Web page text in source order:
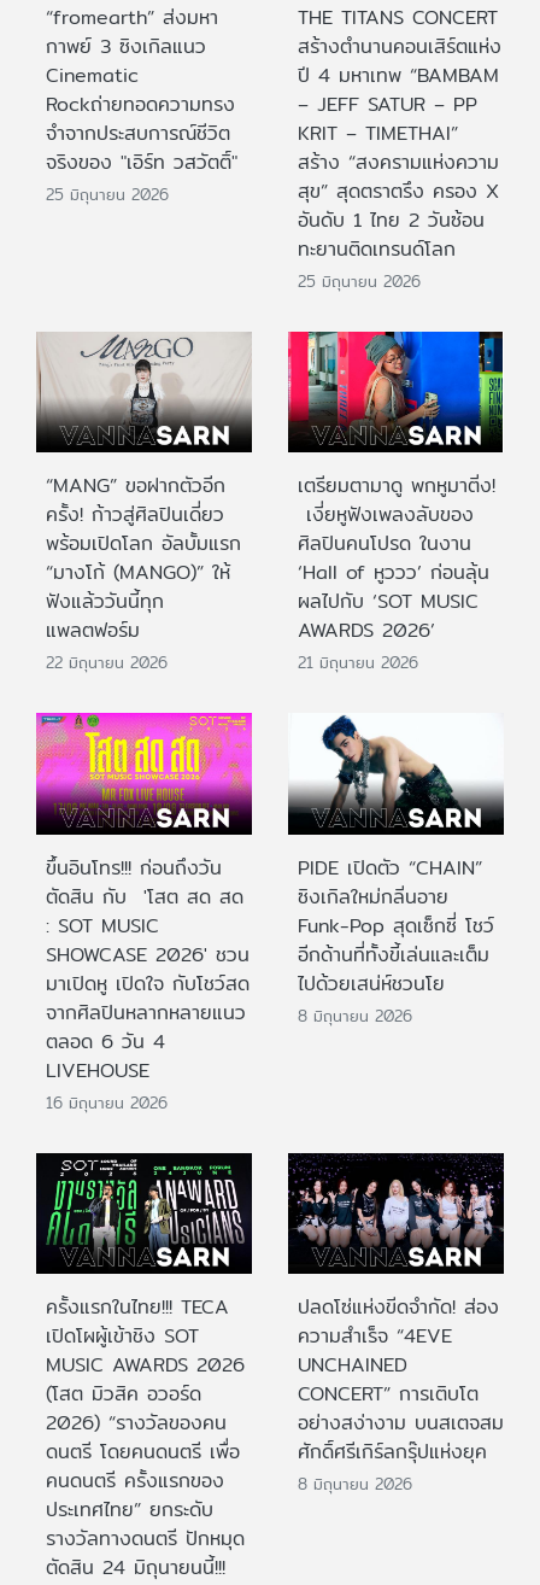
“fromearth” ส่งมหา
กาพย์ 3 ซิงเกิลแนว
Cinematic
Rockถ่ายทอดความทรง
จำจากประสบการณ์ชีวิต
จริงของ "เอิร์ท วสวัตติ์"
25 มิถุนายน 2026
THE TITANS CONCERT
สร้างตำนานคอนเสิร์ตแห่ง
ปี 4 มหาเทพ “BAMBAM
– JEFF SATUR – PP
KRIT – TIMETHAI”
สร้าง “สงครามแห่งความ
สุข” สุดตราตรึง ครอง X
อันดับ 1 ไทย 2 วันซ้อน
ทะยานติดเทรนด์โลก
25 มิถุนายน 2026
“MANG” ขอฝากตัวอีก
ครั้ง! ก้าวสู่ศิลปินเดี่ยว
พร้อมเปิดโลก อัลบั้มแรก
“มางโก้ (MANGO)” ให้
ฟังแล้ววันนี้ทุก
แพลตฟอร์ม
22 มิถุนายน 2026
เตรียมตามาดู พกหูมาติ่ง!
เงี่ยหูฟังเพลงลับของ
ศิลปินคนโปรด ในงาน
‘Hall of หูววว’ ก่อนลุ้น
ผลไปกับ ‘SOT MUSIC
AWARDS 2026’
21 มิถุนายน 2026
ขึ้นอินโทร!!! ก่อนถึงวัน
ตัดสิน กับ 'โสต สด สด
: SOT MUSIC
SHOWCASE 2026' ชวน
มาเปิดหู เปิดใจ กับโชว์สด
จากศิลปินหลากหลายแนว
ตลอด 6 วัน 4
LIVEHOUSE
16 มิถุนายน 2026
PIDE เปิดตัว “CHAIN”
ซิงเกิลใหม่กลิ่นอาย
Funk-Pop สุดเซ็กซี่ โชว์
อีกด้านที่ทั้งขี้เล่นและเต็ม
ไปด้วยเสน่ห์ชวนโย
8 มิถุนายน 2026
ครั้งแรกในไทย!!! TECA
เปิดโผผู้เข้าชิง SOT
MUSIC AWARDS 2026
(โสต มิวสิค อวอร์ด
2026) “รางวัลของคน
ดนตรี โดยคนดนตรี เพื่อ
คนดนตรี ครั้งแรกของ
ประเทศไทย” ยกระดับ
รางวัลทางดนตรี ปักหมุด
ตัดสิน 24 มิถุนายนนี้!!!
ปลดโซ่แห่งขีดจำกัด! ส่อง
ความสำเร็จ “4EVE
UNCHAINED
CONCERT” การเติบโต
อย่างสง่างาม บนสเตจสม
ศักดิ์ศรีเกิร์ลกรุ๊ปแห่งยุค
8 มิถุนายน 2026